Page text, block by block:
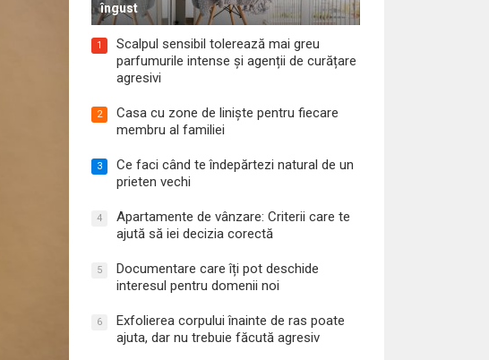
îngust
1
Scalpul sensibil tolerează mai greu
parfumurile intense și agenții de curățare
agresivi
2
Casa cu zone de liniște pentru fiecare
membru al familiei
3
Ce faci când te îndepărtezi natural de un
prieten vechi
4
Apartamente de vânzare: Criterii care te
ajută să iei decizia corectă
5
Documentare care îți pot deschide
interesul pentru domenii noi
6
Exfolierea corpului înainte de ras poate
ajuta, dar nu trebuie făcută agresiv